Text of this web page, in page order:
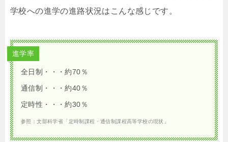
学校への進学の進路状況はこんな感じです。
進学率
全日制・・・約70％
通信制・・・約40％
定時性・・・約30％
参照：文部科学省「定時制課程・通信制課程高等学校の現状」